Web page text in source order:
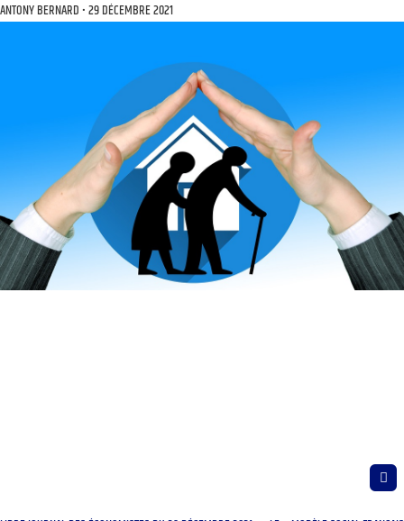
ANTONY BERNARD 29 DÉCEMBRE 2021